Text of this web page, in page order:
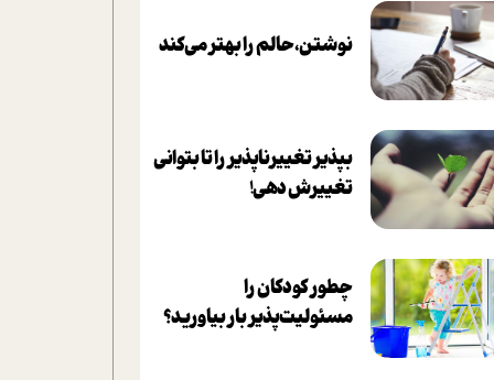
نوشتن، حالم را بهتر می‌کند
بپذير تغييرناپذير را تا بتواني
تغييرش دهي!‏
چطور کودکان را
مسئولیت‌پذیر بار بیاورید؟